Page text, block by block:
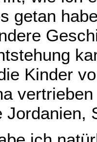
getan
Kinder
Jordanien,